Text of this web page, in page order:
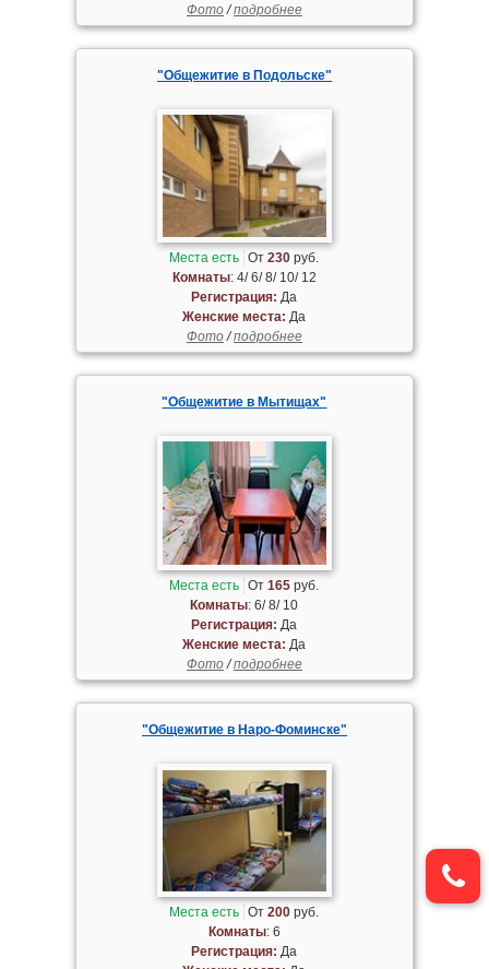
Фото/подробнее
"Общежитие в Подольске"
Места есть От230 руб.
Комнаты: 4/ 6/ 8/ 10/ 12
Регистрация: Да
Женские места: Да
Фото/подробнее
"Общежитие в Мытищах"
Места есть От165 руб.
Комнаты: 6/ 8/ 10
Регистрация: Да
Женские места: Да
Фото/подробнее
"Общежитие в Наро-Фоминске"
Места есть От200 руб.
Комнаты: 6
Регистрация: Да